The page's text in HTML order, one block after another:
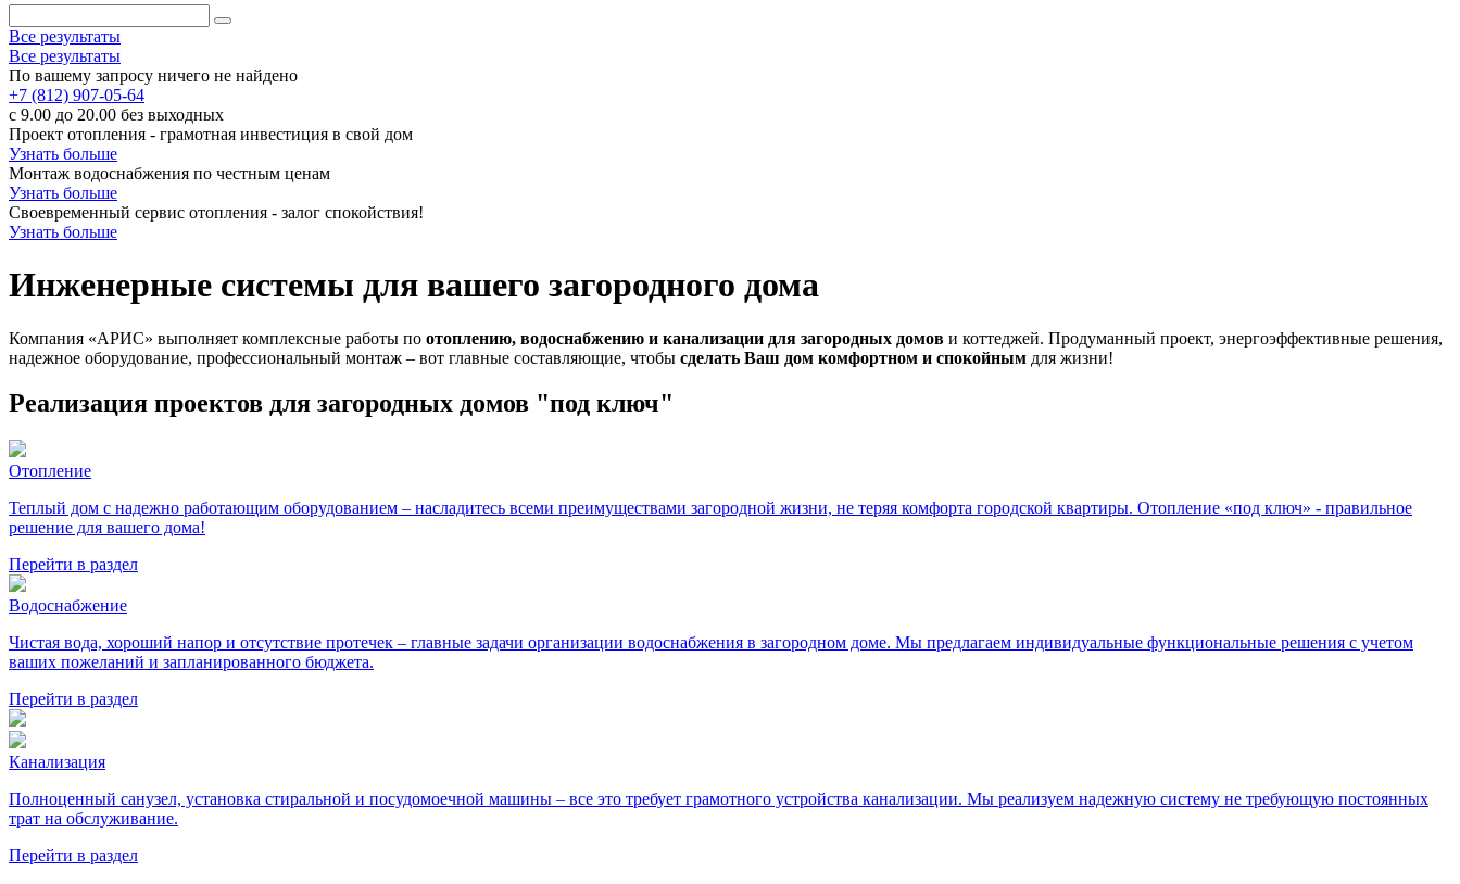
Все результаты
Все результаты
По вашему запросу ничего не найдено
+7 (812) 907-05-64
с 9.00 до 20.00 без выходных
Проект отопления - грамотная инвестиция в свой дом
Узнать больше
Монтаж водоснабжения по честным ценам
Узнать больше
Своевременный сервис отопления - залог спокойствия!
Узнать больше
Инженерные системы для вашего загородного дома
Компания «АРИС» выполняет комплексные работы по отоплению, водоснабжению и канализации для загородных домов и коттеджей. Продуманный проект, энергоэффективные решения,
надежное оборудование, профессиональный монтаж – вот главные составляющие, чтобы сделать Ваш дом комфортном и спокойным для жизни!
Реализация проектов для загородных домов "под ключ"
Отопление
Теплый дом с надежно работающим оборудованием – насладитесь всеми преимуществами загородной жизни, не теряя комфорта городской квартиры. Отопление «под ключ» - правильное
решение для вашего дома!
Перейти в раздел
Водоснабжение
Чистая вода, хороший напор и отсутствие протечек – главные задачи организации водоснабжения в загородном доме. Мы предлагаем индивидуальные функциональные решения с учетом
ваших пожеланий и запланированного бюджета.
Перейти в раздел
Канализация
Полноценный санузел, установка стиральной и посудомоечной машины – все это требует грамотного устройства канализации. Мы реализуем надежную систему не требующую постоянных
трат на обслуживание.
Перейти в раздел